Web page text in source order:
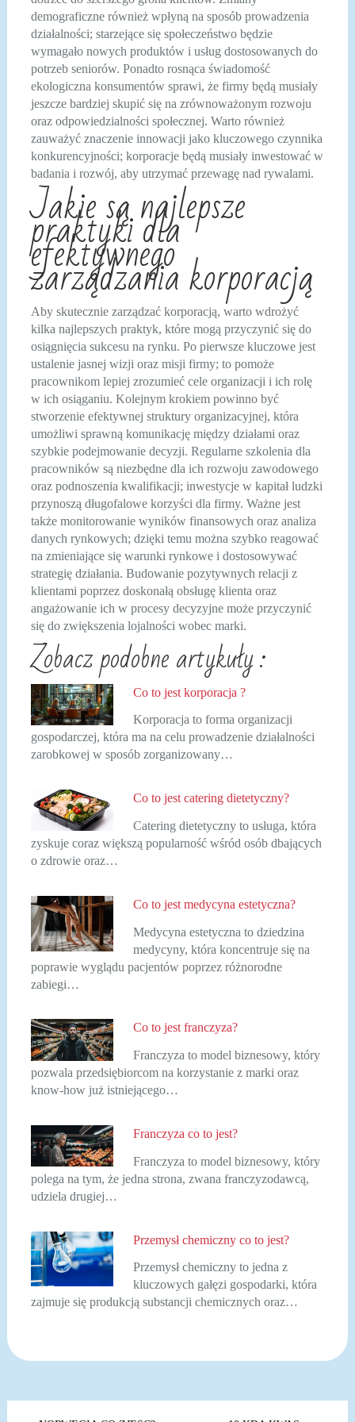
demograficzne również wpłyną na sposób prowadzenia
działalności; starzejące się społeczeństwo będzie
wymagało nowych produktów i usług dostosowanych do
potrzeb seniorów. Ponadto rosnąca świadomość
ekologiczna konsumentów sprawi, że firmy będą musiały
jeszcze bardziej skupić się na zrównoważonym rozwoju
oraz odpowiedzialności społecznej. Warto również
zauważyć znaczenie innowacji jako kluczowego czynnika
konkurencyjności; korporacje będą musiały inwestować w
badania i rozwój, aby utrzymać przewagę nad rywalami.
Jakie są najlepsze
praktyki dla
efektywnego
zarządzania korporacją
Aby skutecznie zarządzać korporacją, warto wdrożyć
kilka najlepszych praktyk, które mogą przyczynić się do
osiągnięcia sukcesu na rynku. Po pierwsze kluczowe jest
ustalenie jasnej wizji oraz misji firmy; to pomoże
pracownikom lepiej zrozumieć cele organizacji i ich rolę
w ich osiąganiu. Kolejnym krokiem powinno być
stworzenie efektywnej struktury organizacyjnej, która
umożliwi sprawną komunikację między działami oraz
szybkie podejmowanie decyzji. Regularne szkolenia dla
pracowników są niezbędne dla ich rozwoju zawodowego
oraz podnoszenia kwalifikacji; inwestycje w kapitał ludzki
przynoszą długofalowe korzyści dla firmy. Ważne jest
także monitorowanie wyników finansowych oraz analiza
danych rynkowych; dzięki temu można szybko reagować
na zmieniające się warunki rynkowe i dostosowywać
strategię działania. Budowanie pozytywnych relacji z
klientami poprzez doskonałą obsługę klienta oraz
angażowanie ich w procesy decyzyjne może przyczynić
się do zwiększenia lojalności wobec marki.
Zobacz podobne artykuły :
Co to jest korporacja ?
Korporacja to forma organizacji
gospodarczej, która ma na celu prowadzenie działalności
zarobkowej w sposób zorganizowany…
Co to jest catering dietetyczny?
Catering dietetyczny to usługa, która
zyskuje coraz większą popularność wśród osób dbających
o zdrowie oraz…
Co to jest medycyna estetyczna?
Medycyna estetyczna to dziedzina
medycyny, która koncentruje się na
poprawie wyglądu pacjentów poprzez różnorodne
zabiegi…
Co to jest franczyza?
Franczyza to model biznesowy, który
pozwala przedsiębiorcom na korzystanie z marki oraz
know-how już istniejącego…
Franczyza co to jest?
Franczyza to model biznesowy, który
polega na tym, że jedna strona, zwana franczyzodawcą,
udziela drugiej…
Przemysł chemiczny co to jest?
Przemysł chemiczny to jedna z
kluczowych gałęzi gospodarki, która
zajmuje się produkcją substancji chemicznych oraz…